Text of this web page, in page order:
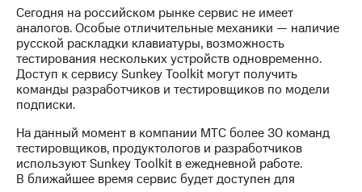
Описание
Еврооблигации-2023
Уведомление
о
погашении
именных
облигаций
Другое
Регистратор
Реквизиты
Сегодня на российском рынке сервис не имеет
аналогов. Особые отличительные механики — наличие
русской раскладки клавиатуры, возможность
тестирования нескольких устройств одновременно.
Доступ к сервису Sunkey Toolkit могут получить
команды разработчиков и тестировщиков по модели
подписки.
На данный момент в компании МТС более 30 команд
тестировщиков, продуктологов и разработчиков
используют Sunkey Toolkit в ежедневной работе.
В ближайшее время сервис будет доступен для